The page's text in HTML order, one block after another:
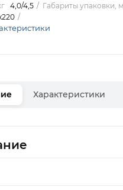
4,0/4,5
Габариты упаковки,
Характеристики